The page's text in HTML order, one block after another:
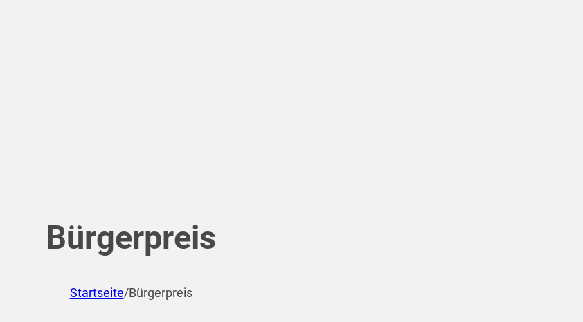
Bürgerpreis
Startseite/Bürgerpreis